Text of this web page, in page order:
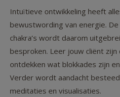
Intuïtieve ontwikkeling heeft
bewustwording van energie.
chakra’s wordt daarom
besproken. Leer jouw cliënt
ontdekken wat blokkades zijn
Verder wordt aandacht
meditaties en visualisaties.